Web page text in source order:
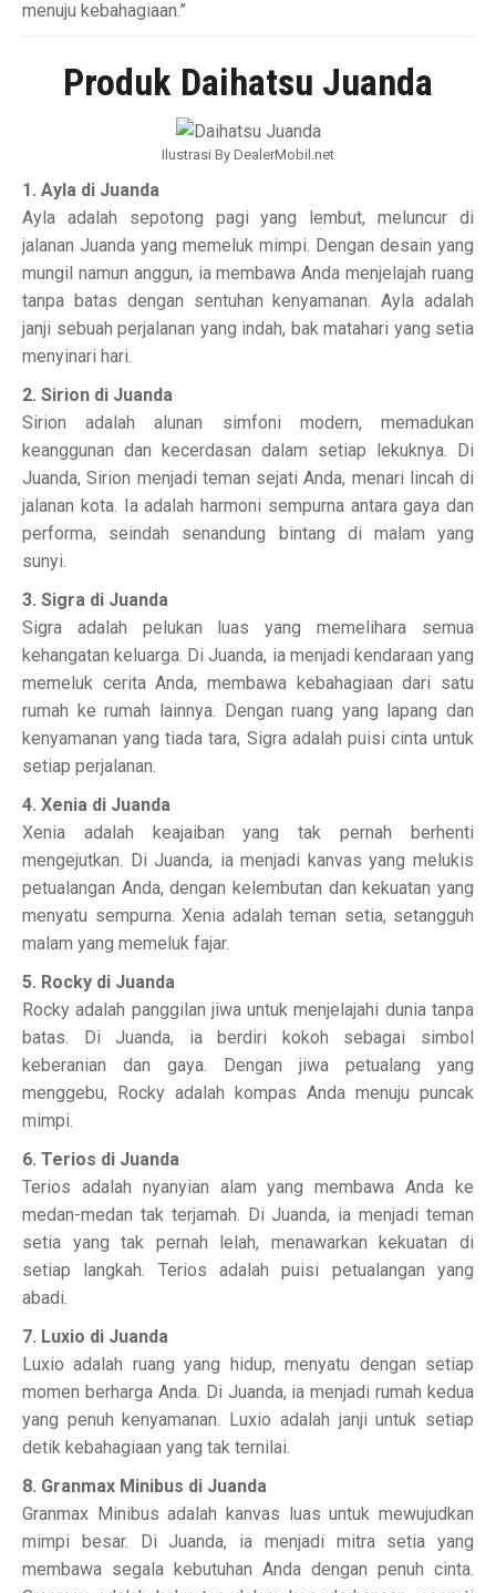
menuju kebahagiaan.”
Produk Daihatsu Juanda
Ilustrasi By DealerMobil.net
1. Ayla di Juanda
Ayla adalah sepotong pagi yang lembut, meluncur di
jalanan Juanda yang memeluk mimpi. Dengan desain yang
mungil namun anggun, ia membawa Anda menjelajah ruang
tanpa batas dengan sentuhan kenyamanan. Ayla adalah
janji sebuah perjalanan yang indah, bak matahari yang setia
menyinari hari.
2. Sirion di Juanda
Sirion adalah alunan simfoni modern, memadukan
keanggunan dan kecerdasan dalam setiap lekuknya. Di
Juanda, Sirion menjadi teman sejati Anda, menari lincah di
jalanan kota. Ia adalah harmoni sempurna antara gaya dan
performa, seindah senandung bintang di malam yang
sunyi.
3. Sigra di Juanda
Sigra adalah pelukan luas yang memelihara semua
kehangatan keluarga. Di Juanda, ia menjadi kendaraan yang
memeluk cerita Anda, membawa kebahagiaan dari satu
rumah ke rumah lainnya. Dengan ruang yang lapang dan
kenyamanan yang tiada tara, Sigra adalah puisi cinta untuk
setiap perjalanan.
4. Xenia di Juanda
Xenia adalah keajaiban yang tak pernah berhenti
mengejutkan. Di Juanda, ia menjadi kanvas yang melukis
petualangan Anda, dengan kelembutan dan kekuatan yang
menyatu sempurna. Xenia adalah teman setia, setangguh
malam yang memeluk fajar.
5. Rocky di Juanda
Rocky adalah panggilan jiwa untuk menjelajahi dunia tanpa
batas. Di Juanda, ia berdiri kokoh sebagai simbol
keberanian dan gaya. Dengan jiwa petualang yang
menggebu, Rocky adalah kompas Anda menuju puncak
mimpi.
6. Terios di Juanda
Terios adalah nyanyian alam yang membawa Anda ke
medan-medan tak terjamah. Di Juanda, ia menjadi teman
setia yang tak pernah lelah, menawarkan kekuatan di
setiap langkah. Terios adalah puisi petualangan yang
abadi.
7. Luxio di Juanda
Luxio adalah ruang yang hidup, menyatu dengan setiap
momen berharga Anda. Di Juanda, ia menjadi rumah kedua
yang penuh kenyamanan. Luxio adalah janji untuk setiap
detik kebahagiaan yang tak ternilai.
8. Granmax Minibus di Juanda
Granmax Minibus adalah kanvas luas untuk mewujudkan
mimpi besar. Di Juanda, ia menjadi mitra setia yang
membawa segala kebutuhan Anda dengan penuh cinta.